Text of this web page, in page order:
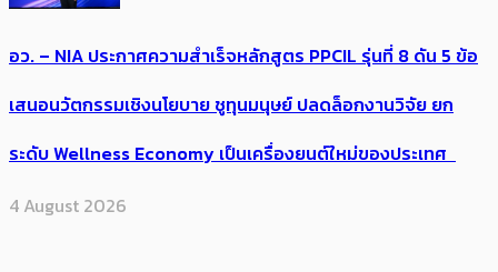
อว. – NIA ประกาศความสำเร็จหลักสูตร PPCIL รุ่นที่ 8 ดัน 5 ข้อ
เสนอนวัตกรรมเชิงนโยบาย ชูทุนมนุษย์ ปลดล็อกงานวิจัย ยก
ระดับ Wellness Economy เป็นเครื่องยนต์ใหม่ของประเทศ
4 August 2026